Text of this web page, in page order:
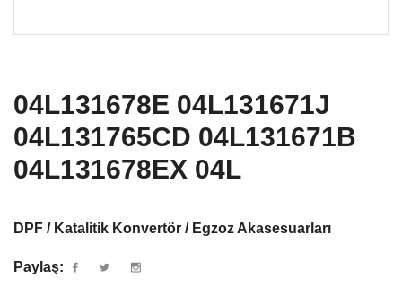
04L131678E 04L131671J
04L131765CD 04L131671B
04L131678EX 04L
DPF / Katalitik Konvertör / Egzoz Akasesuarları
Paylaş: